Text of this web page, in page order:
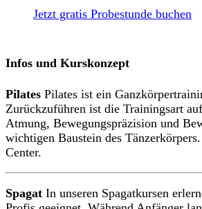
Jetzt gratis Probestunde buchen
Infos und Kurskonzept
Pilates Pilates ist ein
Zurückzuführen ist die Trainingsart
Atmung, Bewegungspräzision und
wichtigen Baustein des
Center.
Spagat In unseren Spagatkursen